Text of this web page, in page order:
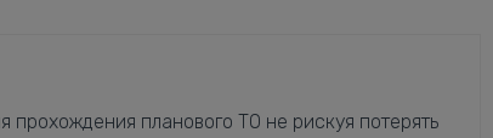
планового ТО не рискуя потерять